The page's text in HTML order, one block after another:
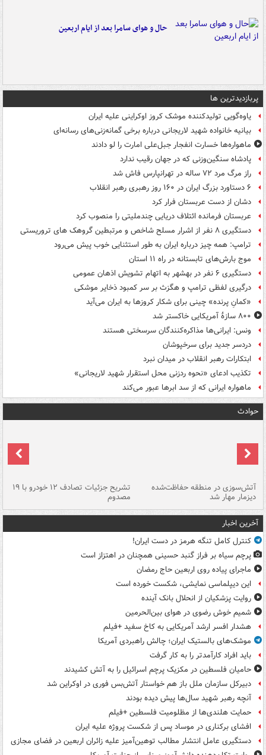
حال و هوای سامرا بعد از ایام اربعین
پربازدیدترین ها
یاوه‌گویی تولیدکننده موشک کروز اوکراینی علیه ایران
بیانیه خانواده شهید لاریجانی درباره برخی گمانه‌زنی‌های رسانه‌ای
ماهواره‌ها خسارت انفجار جبل‌علی امارت را لو دادند
پادشاه سنگین‌وزنی که در جهان رقیب ندارد
راز مرگ مرد ۷۲ ساله در تهرانپارس فاش شد
۶ دستاورد بزرگ ایران در ۱۶۰ روز رهبری رهبر انقلاب
دشان از دست عربستان فرار کرد
عربستان فرمانده ائتلاف دریایی چندملیتی را منصوب کرد
دستگیری ۸ نفر از اشرار مسلح شاخص و مرتبطین گروهک های تروریستی
ترامپ: همه چیز درباره ایران به طور استثنایی خوب پیش می‌رود
موج بارش‌های تابستانه در راه ۱۱ استان
دستگیری ۶ نفر در بهشهر به اتهام تشویش اذهان عمومی
درگیری لفظی ترامپ و هگزث بر سر کمبود ذخایر موشکی
«کمانِ پرنده» چینی برای شکار کروزها به ایران می‌آید
۸۰۰ سازۀ آمریکایی خاکستر شد
ونس: ایرانی‌ها مذاکره‌کنندگان سرسختی هستند
دردسر جدید برای سرخپوشان
ابتکارات رهبر انقلاب در میدان نبرد
تکذیب ادعای «نحوه ردزنی محل استقرار شهید لاریجانی»
ماهواره ایرانی که از سد ابرها عبور می‌کند
حوادث
آتش‌سوزی در منطقه حفاظت‌شده
دیزمار مهار شد
تشریح جزئیات تصادف ۱۲ خودرو با ۱۹
مصدوم
آخرین اخبار
کنترل کامل تنگه هرمز در دست ایران!
پرچم سیاه بر فراز گنبد حسینی همچنان در اهتزاز است
ماجرای پیاده روی اربعین حاج رمضان
این دیپلماسی نمایشی، شکست خورده است
روایت پزشکیان از انحلال بانک آینده
شمیم خوش رضوی در هوای بین‌الحرمین
هشدار افسر ارشد آمریکایی به کاخ سفید +فیلم
موشک‌های بالستیک ایران؛ چالش راهبردی آمریکا
باید افراد کارآمدتر را به کار گرفت
حامیان فلسطین در مکزیک پرچم اسرائیل را به آتش کشیدند
دبیرکل سازمان ملل باز هم خواستار آتش‌بس فوری در اوکراین شد
آنچه رهبر شهید سال‌ها پیش دیده بودند
حمایت هلندی‌ها از مظلومیت فلسطین +فیلم
افشای برکناری در موساد پس از شکست پروژه علیه ایران
دستگیری عامل انتشار مطالب توهین‌آمیز علیه زائران اربعین در فضای مجازی